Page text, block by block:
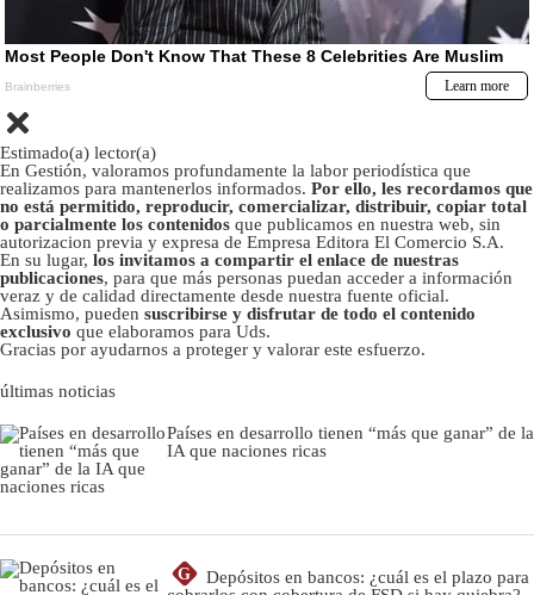
Estimado(a) lector(a)
En Gestión, valoramos profundamente la labor periodística que
realizamos para mantenerlos informados. Por ello, les recordamos que
no está permitido, reproducir, comercializar, distribuir, copiar total
o parcialmente los contenidos que publicamos en nuestra web, sin
autorizacion previa y expresa de Empresa Editora El Comercio S.A.
En su lugar, los invitamos a compartir el enlace de nuestras
publicaciones, para que más personas puedan acceder a información
veraz y de calidad directamente desde nuestra fuente oficial.
Asimismo, pueden suscribirse y disfrutar de todo el contenido
exclusivo que elaboramos para Uds.
Gracias por ayudarnos a proteger y valorar este esfuerzo.
últimas noticias
Países en desarrollo tienen “más que ganar” de la
IA que naciones ricas
G
Depósitos en bancos: ¿cuál es el plazo para